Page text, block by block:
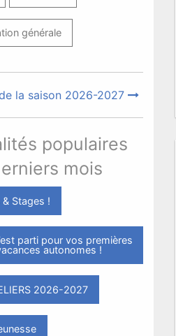
générale
la saison 2026-2027
populaires
mois
& Stages !
parti pour vos premières
autonomes !
2026-2027